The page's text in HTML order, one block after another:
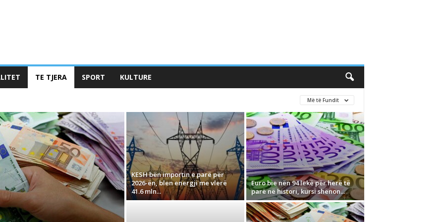
TE TJERA SPORT KULTURE
Më të Fundit
KESH bën importin e parë për
2026-ën, blen energji me vlerë
41.6 mln...
Euro bie nën 94 lekë për herë të
parë në histori, kursi shënon...